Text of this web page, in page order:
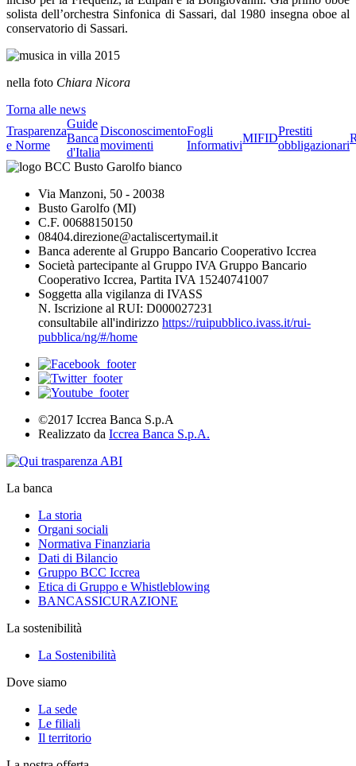
solista dell’orchestra Sinfonica di Sassari, dal 1980 insegna oboe al
conservatorio di Sassari.
nella foto Chiara Nicora
Torna alle news
Trasparenza
e Norme
Guide
Banca
d'Italia
Disconoscimento
movimenti
Fogli
Informativi
MIFID
Prestiti
obbligazionari
Via Manzoni, 50 - 20038
Busto Garolfo (MI)
C.F. 00688150150
08404.direzione@actaliscertymail.it
Banca aderente al Gruppo Bancario Cooperativo Iccrea
Società partecipante al Gruppo IVA Gruppo Bancario
Cooperativo Iccrea, Partita IVA 15240741007
Soggetta alla vigilanza di IVASS
N. Iscrizione al RUI: D000027231
consultabile all'indirizzo https://ruipubblico.ivass.it/rui-
pubblica/ng/#/home
©2017 Iccrea Banca S.p.A
Realizzato da Iccrea Banca S.p.A.
La banca
La storia
Organi sociali
Normativa Finanziaria
Dati di Bilancio
Gruppo BCC Iccrea
Etica di Gruppo e Whistleblowing
BANCASSICURAZIONE
La sostenibilità
La Sostenibilità
Dove siamo
La sede
Le filiali
Il territorio